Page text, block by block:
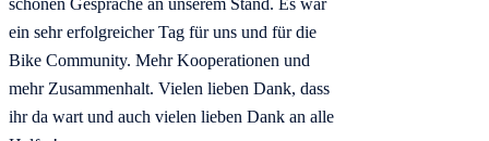
ein sehr erfolgreicher Tag für uns und für die
Bike Community. Mehr Kooperationen und
mehr Zusammenhalt. Vielen lieben Dank, dass
ihr da wart und auch vielen lieben Dank an alle